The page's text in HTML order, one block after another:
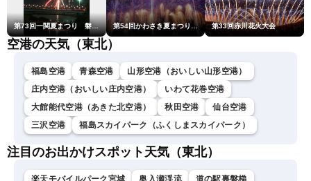
第73回一関夏まつり 磐井川川開き花火大会 第54回かわさき夏まつり花火大会「おらが自慢のでっかい花火」 第33回赤川花火大会
空港の天気（東北）
福島空港 青森空港
山形空港（おいしい山形空港）
庄内空港（おいしい庄内空港）
いわて花巻空港
大館能代空港（あきた北空港）
秋田空港
仙台空港
三沢空港
福島スカイパーク（ふくしまスカイパーク）
注目のお出かけスポット天気（東北）
楽天モバイルパーク宮城 奥入瀬渓流
道の駅裏磐梯